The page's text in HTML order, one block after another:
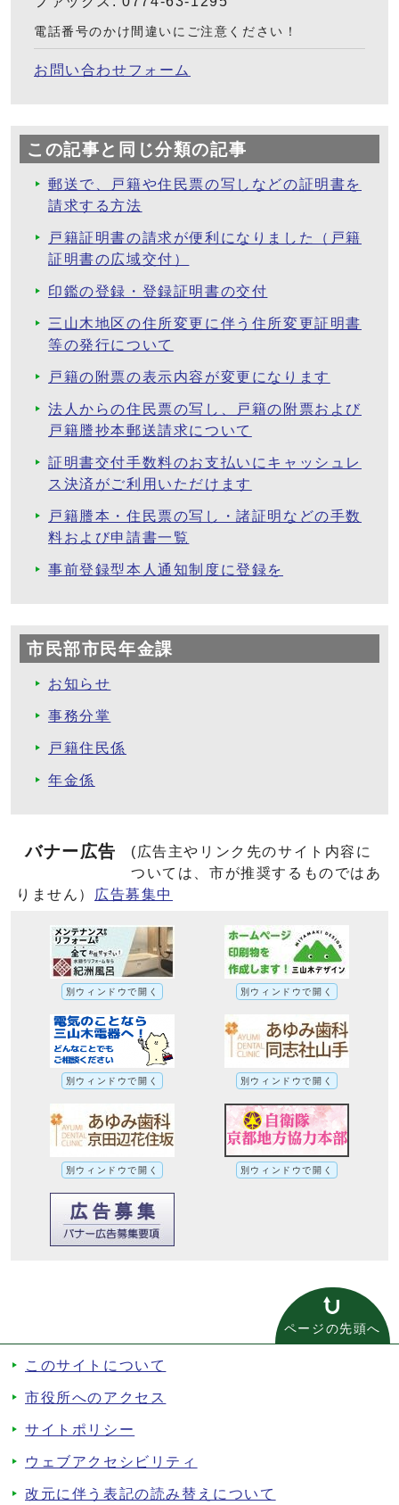
電話番号のかけ間違いにご注意ください！
お問い合わせフォーム
この記事と同じ分類の記事
郵送で、戸籍や住民票の写しなどの証明書を
請求する方法
戸籍証明書の請求が便利になりました（戸籍
証明書の広域交付）
印鑑の登録・登録証明書の交付
三山木地区の住所変更に伴う住所変更証明書
等の発行について
戸籍の附票の表示内容が変更になります
法人からの住民票の写し、戸籍の附票および
戸籍謄抄本郵送請求について
証明書交付手数料のお支払いにキャッシュレ
ス決済がご利用いただけます
戸籍謄本・住民票の写し・諸証明などの手数
料および申請書一覧
事前登録型本人通知制度に登録を
市民部市民年金課
お知らせ
事務分掌
戸籍住民係
年金係
バナー広告
(広告主やリンク先のサイト内容に
ついては、市が推奨するものではあ
りません）
広告募集中
別ウィンドウで開く 別ウィンドウで開く
別ウィンドウで開く 別ウィンドウで開く
別ウィンドウで開く 別ウィンドウで開く
ページの先頭へ
このサイトについて
市役所へのアクセス
サイトポリシー
ウェブアクセシビリティ
改元に伴う表記の読み替えについて